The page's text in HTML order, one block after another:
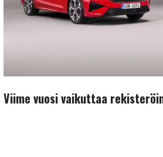
Viime vuosi vaikuttaa